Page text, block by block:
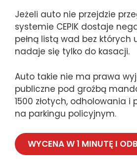
Jeżeli auto nie przejdzie
systemie CEPIK dostaje
pełną listą wad bez których
nadaje się tylko do kasacji.
Auto takie nie ma prawa
publiczne pod groźbą
1500 złotych, odholowania i
na parkingu policyjnym.
WYCENA W 1 MINUTĘ I